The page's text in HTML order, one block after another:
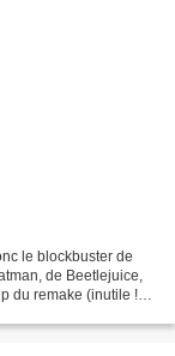
le blockbuster de
de Beetlejuice,
du remake (inutile !